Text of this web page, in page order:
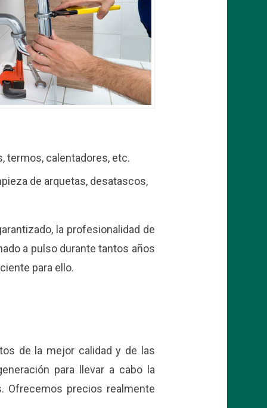
termos, calentadores, etc.
de arquetas, desatascos,
la profesionalidad de
a pulso durante tantos años
para ello.
de la mejor calidad y de las
para llevar a cabo la
Ofrecemos precios realmente